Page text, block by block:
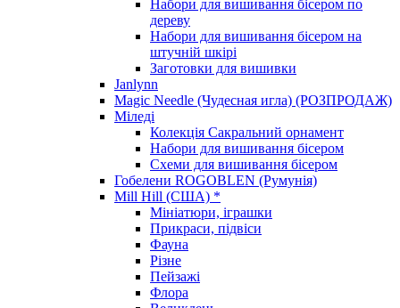
Набори для вишивання бісером по
дереву
Набори для вишивання бісером на
штучній шкірі
Заготовки для вишивки
Janlynn
Magic Needle (Чудесная игла) (РОЗПРОДАЖ)
Міледі
Колекція Сакральний орнамент
Набори для вишивання бісером
Схеми для вишивання бісером
Гобелени ROGOBLEN (Румунія)
Mill Hill (США) *
Мініатюри, іграшки
Прикраси, підвіси
Фауна
Різне
Пейзажі
Флора